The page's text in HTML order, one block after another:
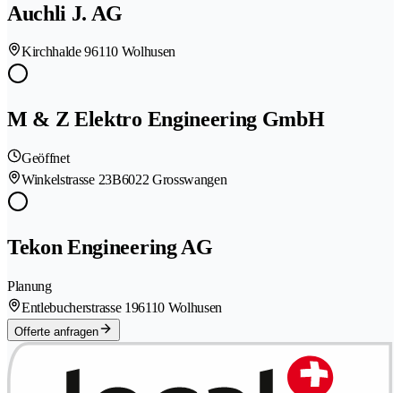
Auchli J. AG
Kirchhalde 96110 Wolhusen
M & Z Elektro Engineering GmbH
Geöffnet
Winkelstrasse 23B6022 Grosswangen
Tekon Engineering AG
Planung
Entlebucherstrasse 196110 Wolhusen
Offerte anfragen